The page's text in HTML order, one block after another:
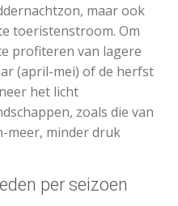
maar ook
toeristenstroom. Om
profiteren van lagere
(april-mei) of de herfst
het licht
zoals die van
meer, minder druk
per seizoen